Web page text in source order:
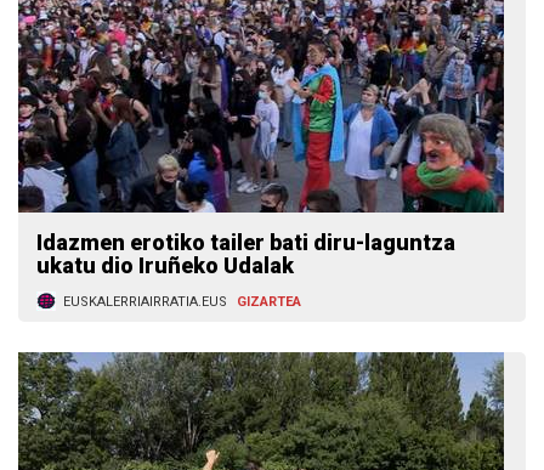
Idazmen erotiko tailer bati diru-laguntza
ukatu dio Iruñeko Udalak
EUSKALERRIAIRRATIA.EUS GIZARTEA